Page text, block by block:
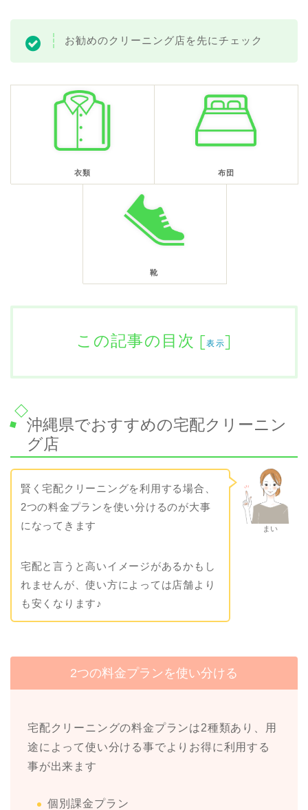
お勧めのクリーニング店を先にチェック
衣類 布団
靴
この記事の目次 [表示]
沖縄県でおすすめの宅配クリーニン
グ店
まい
賢く宅配クリーニングを利用する場合、
2つの料金プランを使い分けるのが大事
になってきます
宅配と言うと高いイメージがあるかもし
れませんが、使い方によっては店舗より
も安くなります♪
2つの料金プランを使い分ける
宅配クリーニングの料金プランは2種類あり、用
途によって使い分ける事でよりお得に利用する
事が出来ます
個別課金プラン